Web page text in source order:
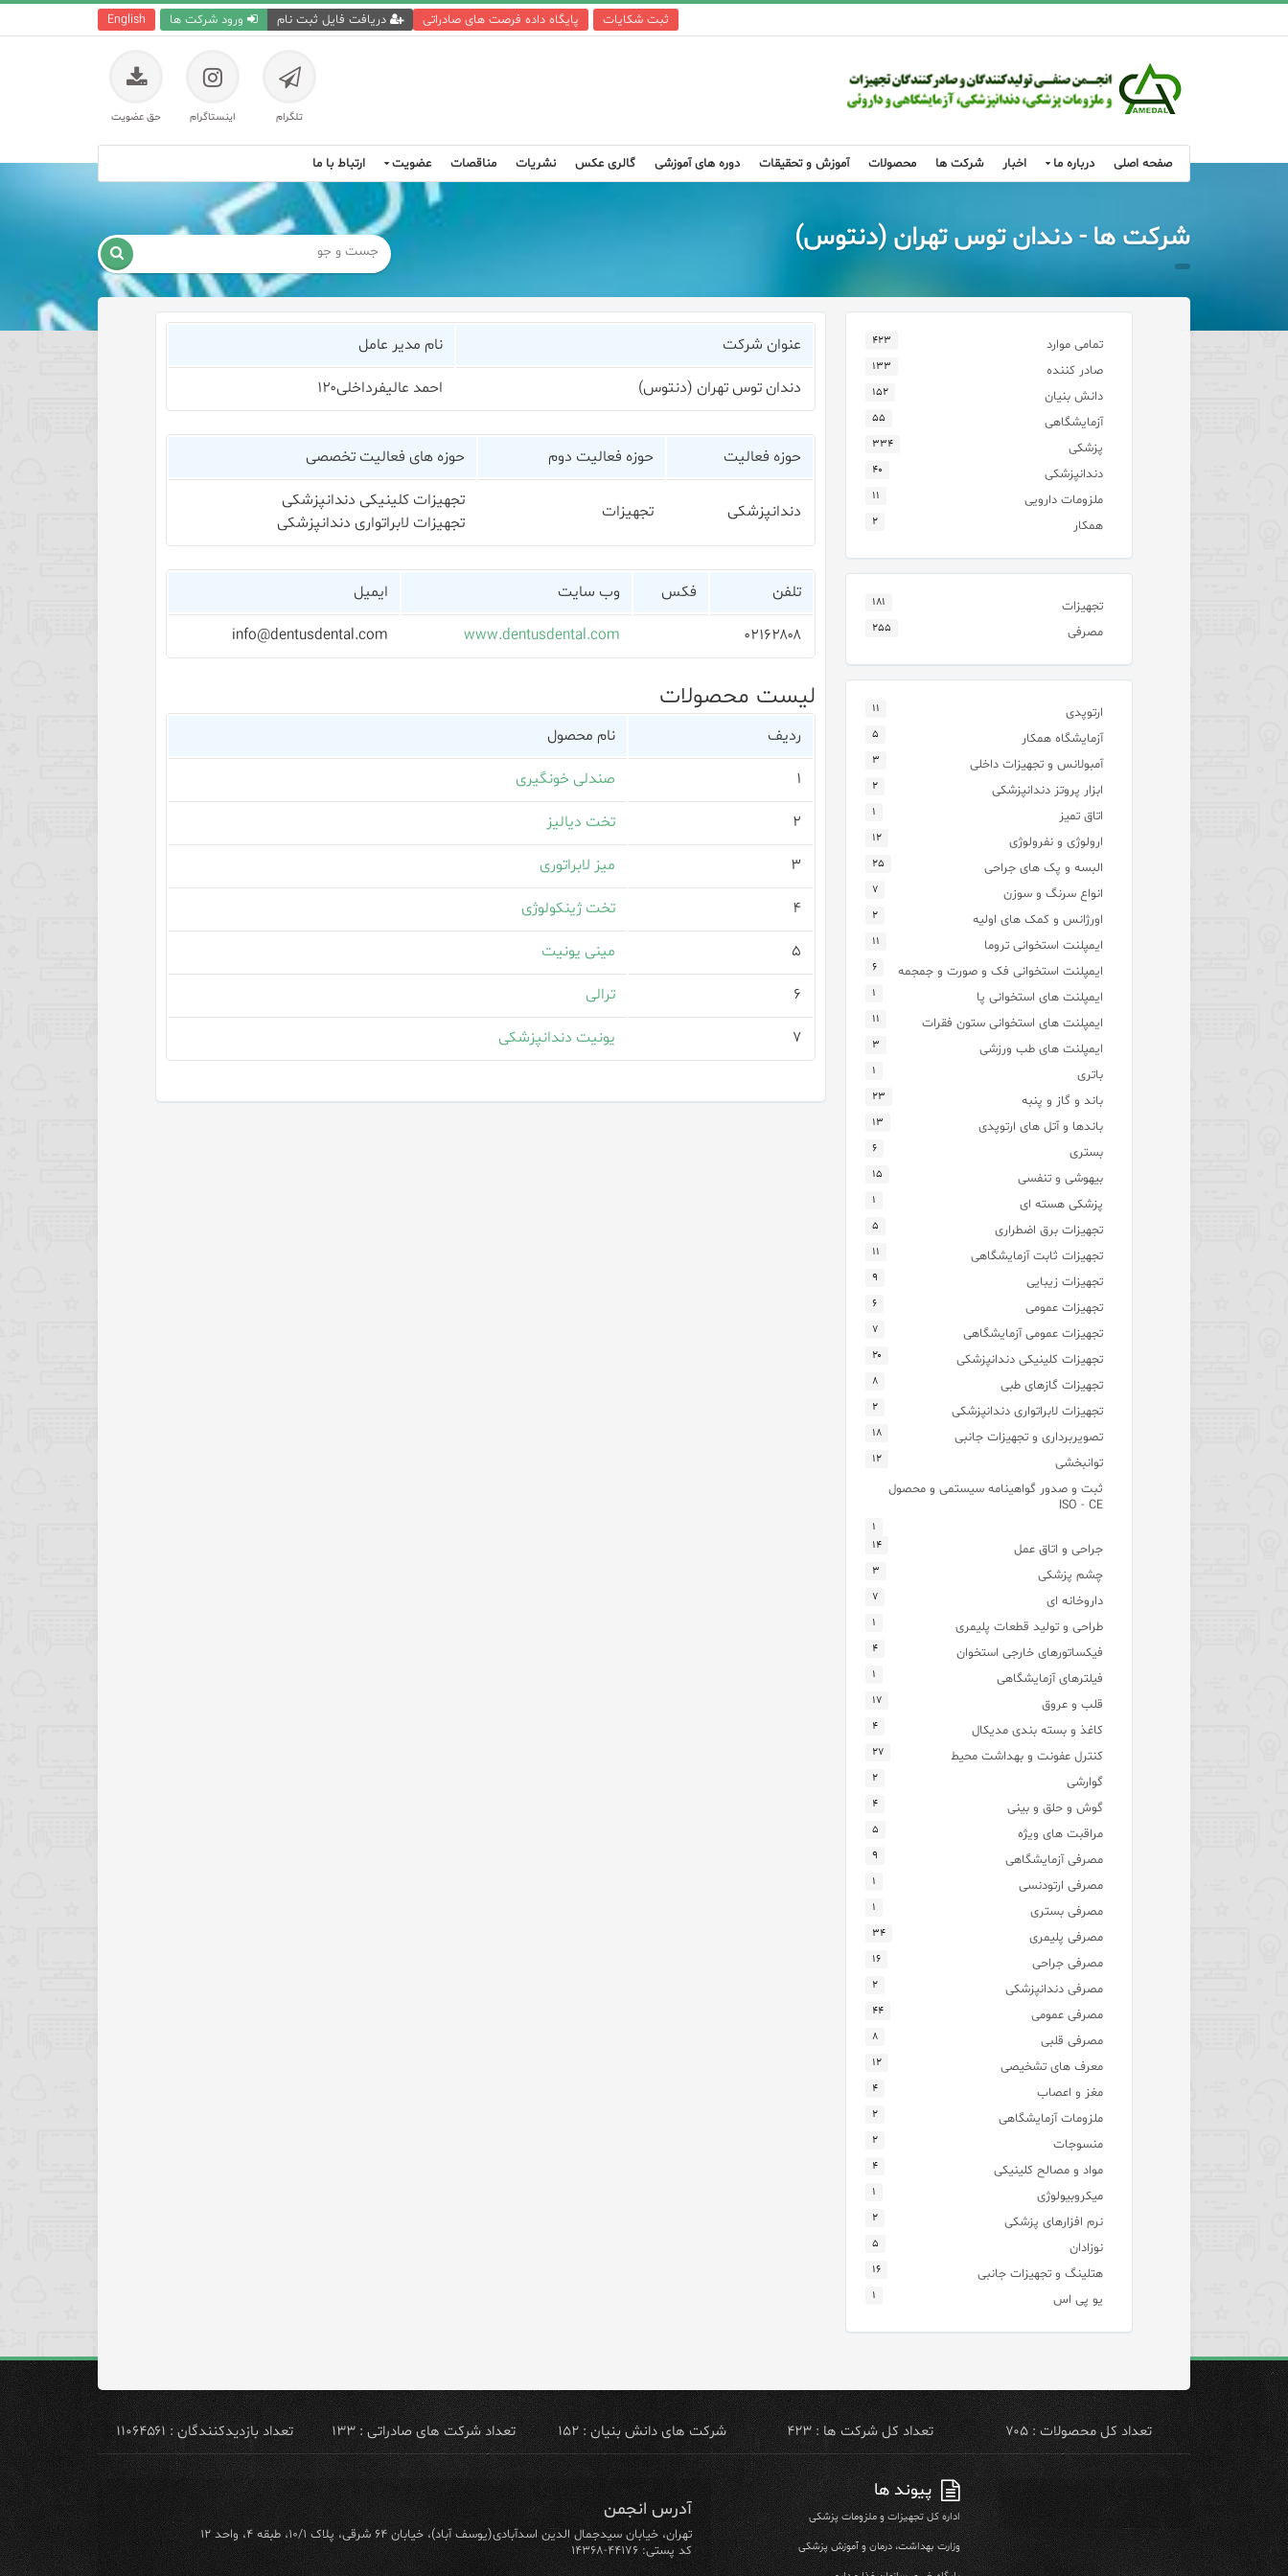
English ورود شرکت ها دریافت فایل ثبت نام پایگاه داده فرصت های صادراتی ثبت شکایات
تلگرام اینستاگرام حق عضویت
صفحه اصلی درباره ما اخبار شرکت ها محصولات آموزش و تحقیقات دوره های آموزشی گالری عکس نشریات مناقصات عضویت ارتباط با ما
شرکت ها - دندان توس تهران (دنتوس) 
عنوان شرکت نام مدیر عامل
دندان توس تهران (دنتوس) احمد عالیفرداخلی۱۲۰
حوزه فعالیت حوزه فعالیت دوم حوزه های فعالیت تخصصی
دندانپزشکی تجهیزات
تجهیزات کلینیکی دندانپزشکی
تجهیزات لابراتواری دندانپزشکی
تلفن فکس وب سایت ایمیل
۰۲۱۶۲۸۰۸ www.dentusdental.com
info@dentusdental.com
لیست محصولات
ردیف نام محصول
۱ صندلی خونگیری
۲ تخت دیالیز
۳ میز لابراتوری
۴ تخت ژینکولوژی
۵ مینی یونیت
۶ ترالی
۷ یونیت دندانپزشکی
تمامی موارد ۴۲۳
صادر کننده ۱۳۳
دانش بنیان ۱۵۲
آزمایشگاهی ۵۵
پزشکی ۳۳۴
دندانپزشکی ۴۰
ملزومات دارویی ۱۱
همکار ۲
تجهیزات ۱۸۱
مصرفی ۲۵۵
ارتوپدی ۱۱
آزمایشگاه همکار ۵
آمبولانس و تجهیزات داخلی ۳
ابزار پروتز دندانپزشکی ۲
اتاق تمیز ۱
ارولوژی و نفرولوژی ۱۲
البسه و پک های جراحی ۲۵
انواع سرنگ و سوزن ۷
اورژانس و کمک های اولیه ۲
ایمپلنت استخوانی تروما ۱۱
ایمپلنت استخوانی فک و صورت و جمجمه ۶
ایمپلنت های استخوانی پا ۱
ایمپلنت های استخوانی ستون فقرات ۱۱
ایمپلنت های طب ورزشی ۳
باتری ۱
باند و گاز و پنبه ۲۳
باندها و آتل های ارتوپدی ۱۳
بستری ۶
بیهوشی و تنفسی ۱۵
پزشکی هسته ای ۱
تجهیزات برق اضطراری ۵
تجهیزات ثابت آزمایشگاهی ۱۱
تجهیزات زیبایی ۹
تجهیزات عمومی ۶
تجهیزات عمومی آزمایشگاهی ۷
تجهیزات کلینیکی دندانپزشکی ۲۰
تجهیزات گازهای طبی ۸
تجهیزات لابراتواری دندانپزشکی ۲
تصویربرداری و تجهیزات جانبی ۱۸
توانبخشی ۱۲
ثبت و صدور گواهینامه سیستمی و محصول
ISO - CE
۱
جراحی و اتاق عمل ۱۴
چشم پزشکی ۳
داروخانه ای ۷
طراحی و تولید قطعات پلیمری ۱
فیکساتورهای خارجی استخوان ۴
فیلترهای آزمایشگاهی ۱
قلب و عروق ۱۷
کاغذ و بسته بندی مدیکال ۴
کنترل عفونت و بهداشت محیط ۲۷
گوارشی ۲
گوش و حلق و بینی ۴
مراقبت های ویژه ۵
مصرفی آزمایشگاهی ۹
مصرفی ارتودنسی ۱
مصرفی بستری ۱
مصرفی پلیمری ۳۴
مصرفی جراحی ۱۶
مصرفی دندانپزشکی ۲
مصرفی عمومی ۴۴
مصرفی قلبی ۸
معرف های تشخیصی ۱۲
مغز و اعصاب ۴
ملزومات آزمایشگاهی ۲
منسوجات ۲
مواد و مصالح کلینیکی ۴
میکروبیولوژی ۱
نرم افزارهای پزشکی ۲
نوزادان ۵
هتلینگ و تجهیزات جانبی ۱۶
یو پی اس ۱
تعداد کل محصولات : ۷۰۵ تعداد کل شرکت ها : ۴۲۳ شرکت های دانش بنیان : ۱۵۲ تعداد شرکت های صادراتی : ۱۳۳ تعداد بازدیدکنندگان : ۱۱۰۶۴۵۶۱
پیوند ها
اداره کل تجهیزات و ملزومات پزشکی
وزارت بهداشت، درمان و آموزش پزشکی
آدرس انجمن
تهران، خیابان سیدجمال الدین اسدآبادی(یوسف آباد)، خیابان ۶۴ شرقی، پلاک ۱۰/۱، طبقه ۴، واحد ۱۲
کد پستی: ۴۴۱۷۶-۱۴۳۶۸